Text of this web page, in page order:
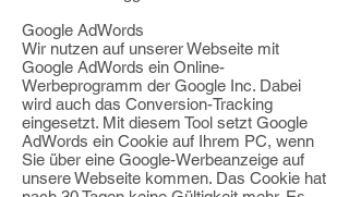
Google AdWords
Wir nutzen auf unserer Webseite mit
Google AdWords ein Online-
Werbeprogramm der Google Inc. Dabei
wird auch das Conversion-Tracking
eingesetzt. Mit diesem Tool setzt Google
AdWords ein Cookie auf Ihrem PC, wenn
Sie über eine Google-Werbeanzeige auf
unsere Webseite kommen. Das Cookie hat